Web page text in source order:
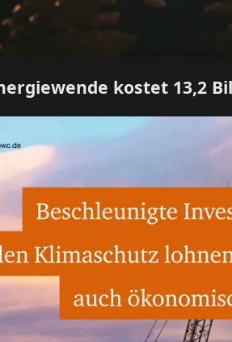
kostet 13,2